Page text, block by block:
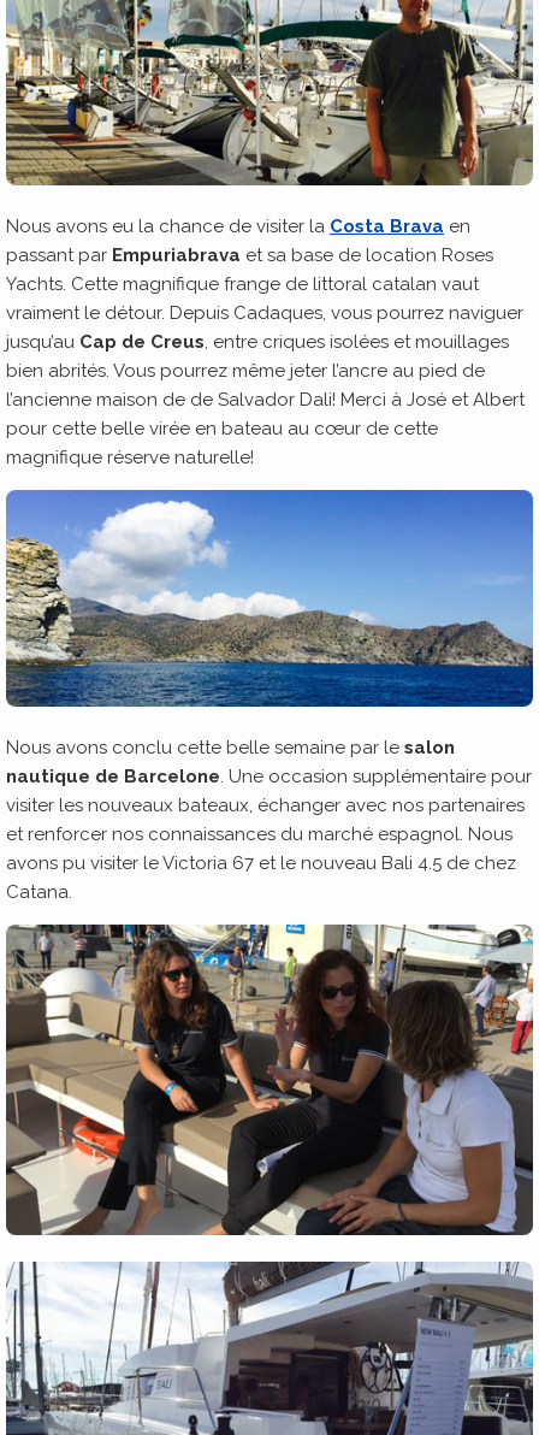
Nous avons eu la chance de visiter la Costa Brava en
passant par Empuriabrava et sa base de location Roses
Yachts. Cette magnifique frange de littoral catalan vaut
vraiment le détour. Depuis Cadaques, vous pourrez naviguer
jusqu’au Cap de Creus, entre criques isolées et mouillages
bien abrités. Vous pourrez même jeter l’ancre au pied de
l’ancienne maison de de Salvador Dali! Merci à José et Albert
pour cette belle virée en bateau au cœur de cette
magnifique réserve naturelle!
Nous avons conclu cette belle semaine par le salon
nautique de Barcelone. Une occasion supplémentaire pour
visiter les nouveaux bateaux, échanger avec nos partenaires
et renforcer nos connaissances du marché espagnol. Nous
avons pu visiter le Victoria 67 et le nouveau Bali 4.5 de chez
Catana.